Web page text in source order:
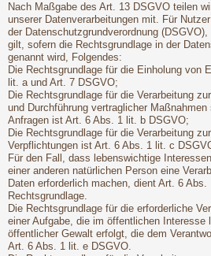
Nach Maßgabe des Art. 13 DSGVO teilen
unserer Datenverarbeitungen mit. Für
der Datenschutzgrundverordnung
gilt, sofern die Rechtsgrundlage in der
genannt wird, Folgendes:
Die Rechtsgrundlage für die Einholung von
lit. a und Art. 7 DSGVO;
Die Rechtsgrundlage für die Verarbeitung
und Durchführung vertraglicher
Anfragen ist Art. 6 Abs. 1 lit. b DSGVO;
Die Rechtsgrundlage für die Verarbeitung
Verpflichtungen ist Art. 6 Abs. 1 lit. c
Für den Fall, dass lebenswichtige
einer anderen natürlichen Person eine
Daten erforderlich machen, dient Art. 6
Rechtsgrundlage.
Die Rechtsgrundlage für die erforderliche
einer Aufgabe, die im öffentlichen Interesse
öffentlicher Gewalt erfolgt, die dem
Art. 6 Abs. 1 lit. e DSGVO.